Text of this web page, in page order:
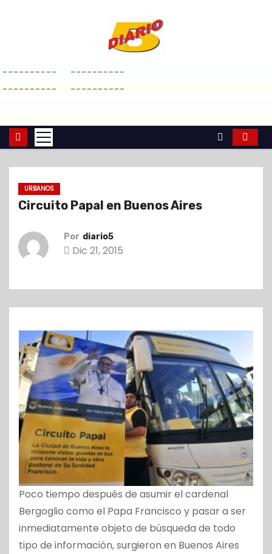
a
r
l
----------
----------
----------
----------
URBANOS
Circuito Papal en Buenos Aires
Por diario5
Dic 21, 2015
Poco tiempo después de asumir el cardenal
Bergoglio como el Papa Francisco y pasar a ser
inmediatamente objeto de búsqueda de todo
tipo de información, surgieron en Buenos Aires